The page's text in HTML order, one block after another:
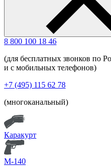
8 800 100 18 46
(для бесплатных звонков по
и с мобильных телефонов)
+7 (495) 115 62 78
(многоканальный)
Каракурт
М-140